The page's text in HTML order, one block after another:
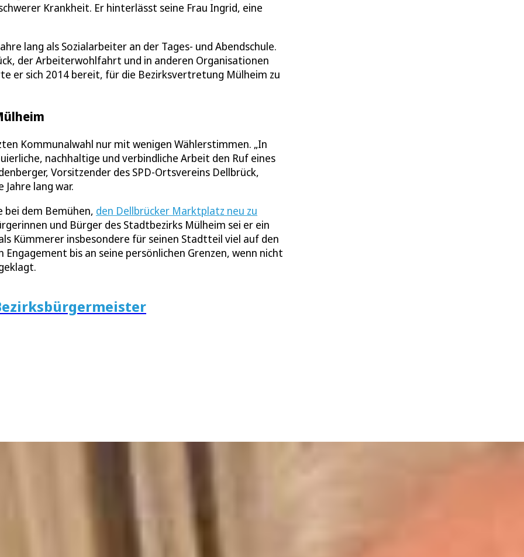
Krankheit. Er hinterlässt seine Frau Ingrid, eine
lang als Sozialarbeiter an der Tages- und Abendschule.
der Arbeiterwohlfahrt und in anderen Organisationen
er sich 2014 bereit, für die Bezirksvertretung Mülheim zu
Kommunalwahl nur mit wenigen Wählerstimmen. „In
nachhaltige und verbindliche Arbeit den Ruf eines
Vorsitzender des SPD-Ortsvereins Dellbrück,
lang war.
bei dem Bemühen, den Dellbrücker Marktplatz neu zu
und Bürger des Stadtbezirks Mülheim sei er ein
Kümmerer insbesondere für seinen Stadtteil viel auf den
bis an seine persönlichen Grenzen, wenn nicht